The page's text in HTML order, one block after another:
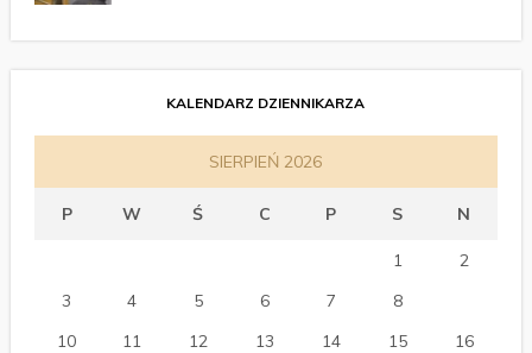
KALENDARZ DZIENNIKARZA
SIERPIEŃ 2026
P W Ś C P S N
1
2
3
4 5 6 7 8
10
11 12 13 14 15
16